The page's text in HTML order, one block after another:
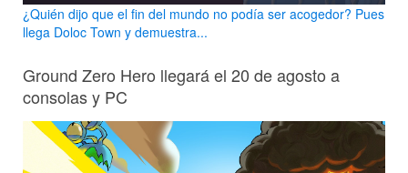
¿Quién dijo que el fin del mundo no podía ser acogedor? Pues
llega Doloc Town y demuestra...
Ground Zero Hero llegará el 20 de agosto a
consolas y PC